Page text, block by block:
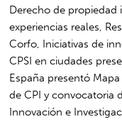
Derecho de propiedad
experiencias reales,
Corfo, Iniciativas de
CPSI en ciudades
España presentó
de CPI y convocatoria
Innovación e